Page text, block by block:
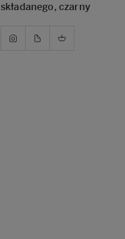
składanego, czarny